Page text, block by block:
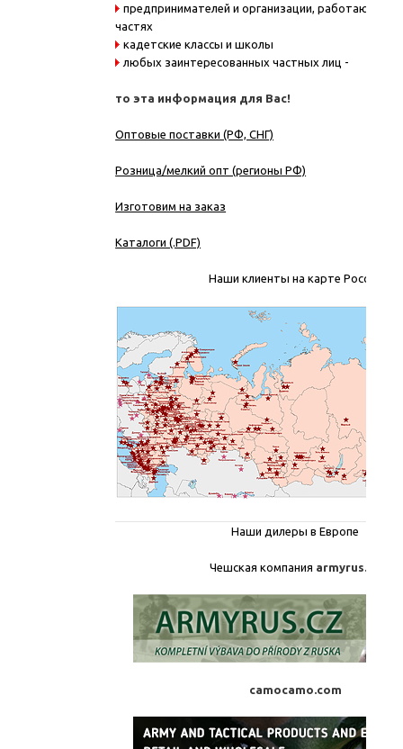
предпринимателей и организации, работающие в
частях
кадетские классы и школы
любых заинтересованных частных лиц -
то эта информация для Вас!
Оптовые поставки (РФ, СНГ)
Розница/мелкий опт (регионы РФ)
Изготовим на заказ
Каталоги (.PDF)
Наши клиенты на карте России
Наши дилеры в Европе
Чешская компания armyrus.cz
camocamo.com